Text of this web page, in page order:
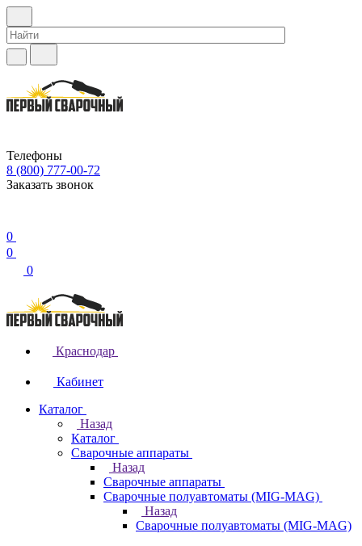
Телефоны
8 (800) 777-00-72
Заказать звонок
0
0
0
Краснодар
Кабинет
Каталог
Назад
Каталог
Сварочные аппараты
Назад
Сварочные аппараты
Сварочные полуавтоматы (MIG-MAG)
Назад
Сварочные полуавтоматы (MIG-MAG)